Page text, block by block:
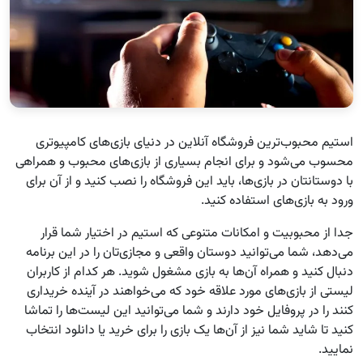
استیم محبوب‌ترین فروشگاه آنلاین در دنیای بازی‌های کامپیوتری
محسوب می‌شود و برای انجام بسیاری از بازی‌های محبوب و همراهی
با دوستانتان در بازی‌ها، باید این فروشگاه را نصب کنید و از آن برای
ورود به بازی‌های استفاده کنید.
جدا از محبوبیت و امکانات متنوعی که استیم در اختیار شما قرار
می‌دهد، شما می‌توانید دوستان واقعی و مجازی‌تان را در این برنامه
دنبال کنید و همراه آن‌ها به بازی مشغول شوید. هر کدام از کاربران
لیستی از بازی‌های مورد علاقه خود که می‌خواهند در آینده خریداری
کنند را در پروفایل خود دارند و شما می‌توانید این لیست‌ها را تماشا
کنید تا شاید شما نیز از آن‌ها یک بازی را برای خرید یا دانلود انتخاب
نمایید.